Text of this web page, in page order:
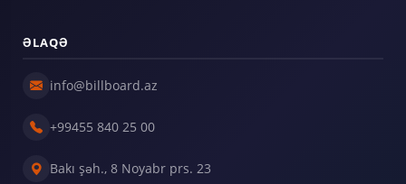
ƏLAQƏ
info@billboard.az
+99455 840 25 00
Bakı şəh., 8 Noyabr prs. 23